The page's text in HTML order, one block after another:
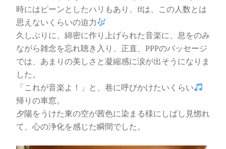
時にはピーンとしたハリもあり、ffは、この人数とは
思えないくらいの迫力
久しぶりに、綿密に作り上げられた音楽に、息をのみ
ながら雑念を忘れ聴き入り、正直、PPPのパッセージ
では、あまりの美しさと凝縮感に涙が出そうになりま
した。
「これが音楽よ！」と、巷に呼びかけたいくらい
帰りの車窓。
夕陽をうけた東の空が茜色に染まる様にしばし見惚れ
て、心の浄化を感じた瞬間でした。